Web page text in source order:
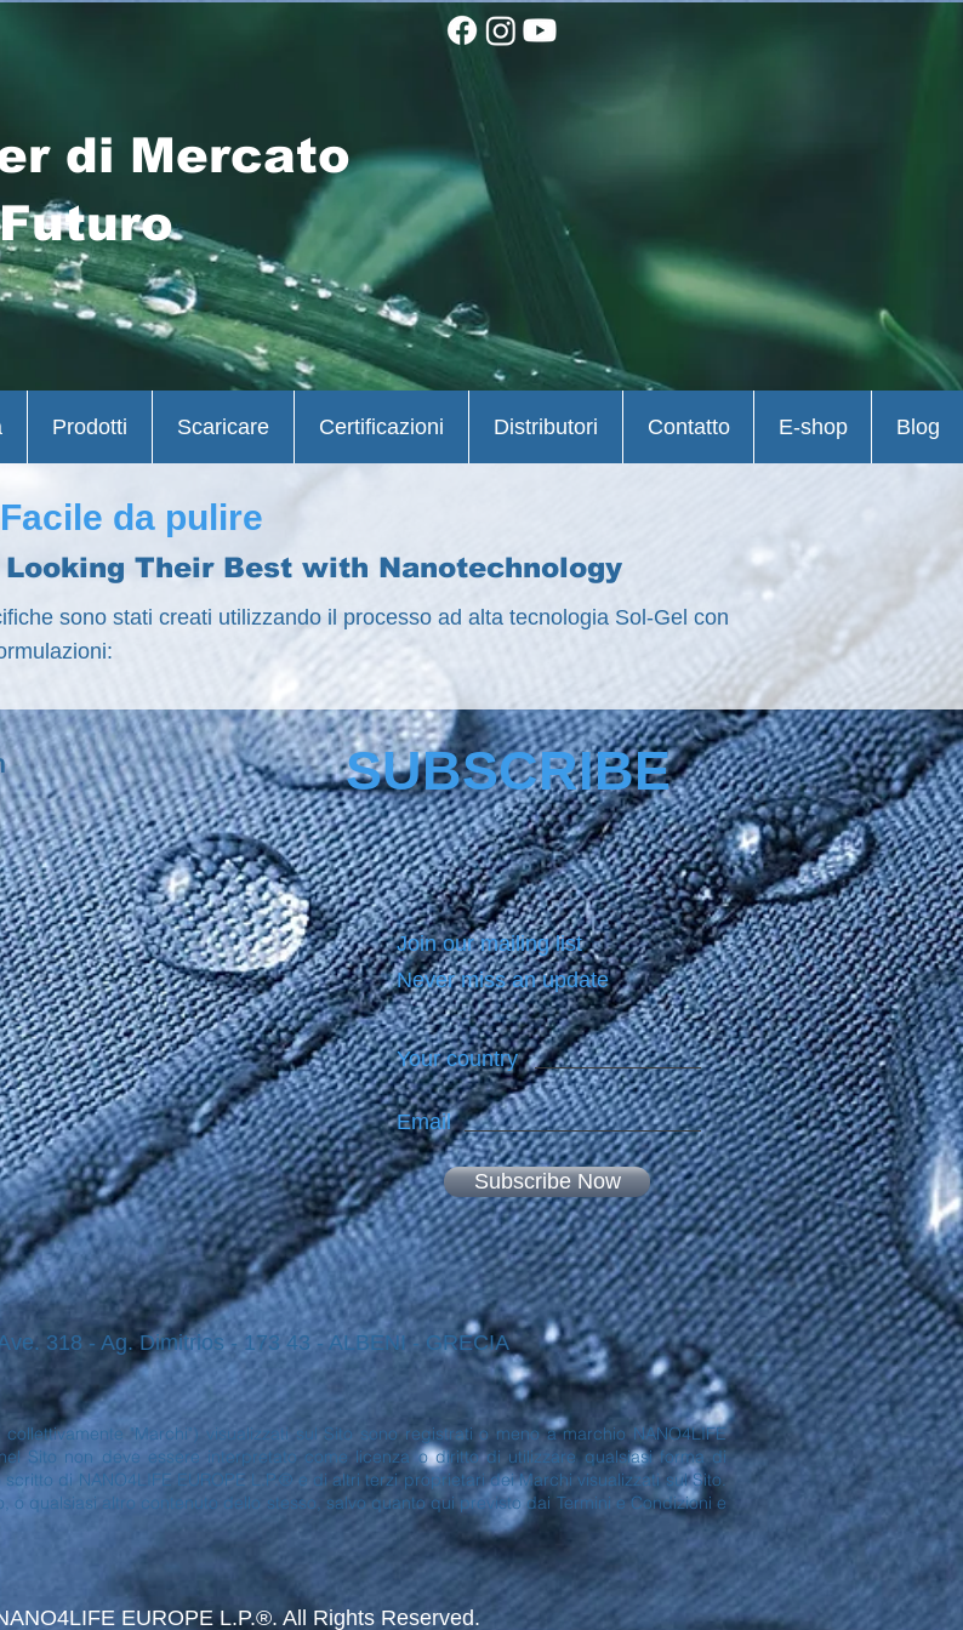
di Mercato
da pulire
Their Best with Nanotechnology
sono stati creati utilizzando il processo ad alta tecnologia Sol-Gel con
Prodotti Scaricare Certificazioni Distributori Contatto E-shop Blog
SUBSCRIBE
Join our mailing list
Never miss an update
Your country
Email
Subscribe Now
318 - Ag. Dimitrios - 173 43 - ALBENI - GRECIA
"Marchi") visualizzati sul Sito sono registrati o meno a marchio NANO4LIFE
Sito non deve essere interpretato come licenza o diritto di utilizzare qualsiasi forma di
di NANO4LIFE EUROPE L.P.® e di altri terzi proprietari dei Marchi visualizzati sul Sito.
qualsiasi altro contenuto dello stesso, salvo quanto qui previsto dai Termini e Condizioni e
EUROPE L.P.®. All Rights Reserved.